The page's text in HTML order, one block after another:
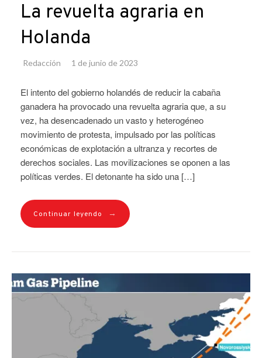
La revuelta agraria en
Holanda
Redacción 1 de junio de 2023
El intento del gobierno holandés de reducir la cabaña
ganadera ha provocado una revuelta agraria que, a su
vez, ha desencadenado un vasto y heterogéneo
movimiento de protesta, impulsado por las políticas
económicas de explotación a ultranza y recortes de
derechos sociales. Las movilizaciones se oponen a las
políticas verdes. El detonante ha sido una […]
Continuar leyendo →